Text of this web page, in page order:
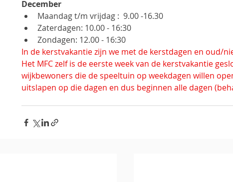
December
Maandag t/m vrijdag :  9.00 -16.30
Zaterdagen: 10.00 - 16:30
Zondagen: 12.00 - 16:30
In de kerstvakantie zijn we met de kerstdagen en oud/
Het MFC zelf is de eerste week van de kerstvakantie
wijkbewoners die de speeltuin op weekdagen willen
uitslapen op die dagen en dus beginnen alle dagen